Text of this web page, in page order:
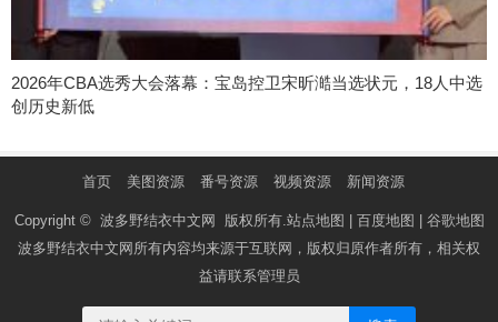
2026年CBA选秀大会落幕：宝岛控卫宋昕澔当选状元，18人中选
创历史新低
首页 美图资源 番号资源 视频资源 新闻资源
Copyright © 波多野结衣中文网 版权所有. 站点地图 | 百度地图 | 谷歌地图
波多野结衣中文网所有内容均来源于互联网，版权归原作者所有，相关权
益请联系管理员